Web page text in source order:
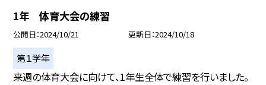
1年 体育大会の練習
公開日 2024/10/21 更新日 2024/10/18
第１学年
来週の体育大会に向けて、1年生全体で練習を行いました。